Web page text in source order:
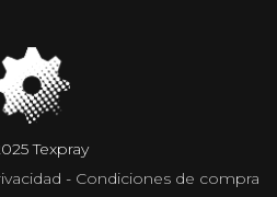
Texpray
- Condiciones de compra